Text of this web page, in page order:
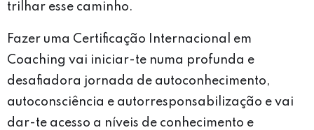
trilhar esse caminho.
Fazer uma Certificação Internacional em
Coaching vai iniciar-te numa profunda e
desafiadora jornada de autoconhecimento,
autoconsciência e autorresponsabilização e vai
dar-te acesso a níveis de conhecimento e